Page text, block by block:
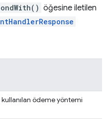
öğesine iletilen
ödeme yöntemi